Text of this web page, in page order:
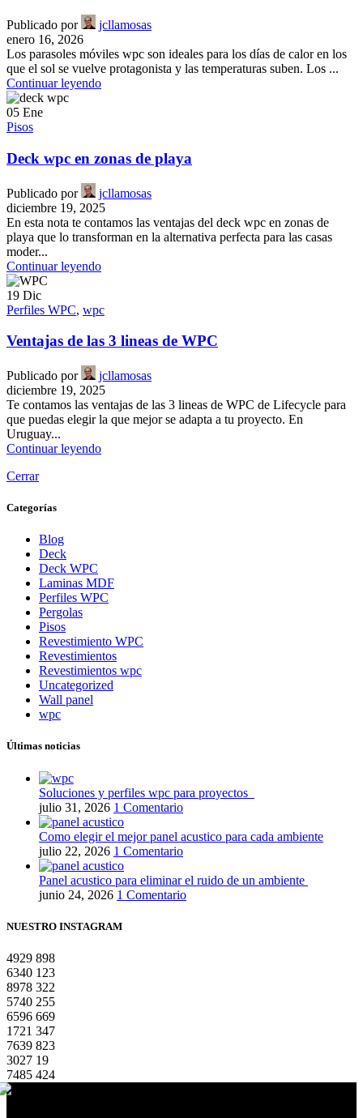
Publicado por
jcllamosas
enero 16, 2026
Los parasoles móviles wpc son ideales para los días de calor en los
que el sol se vuelve protagonista y las temperaturas suben. Los ...
Continuar leyendo
05 Ene
Pisos
Deck wpc en zonas de playa
Publicado por
jcllamosas
diciembre 19, 2025
En esta nota te contamos las ventajas del deck wpc en zonas de
playa que lo transforman en la alternativa perfecta para las casas
moder...
Continuar leyendo
19 Dic
Perfiles WPC, wpc
Ventajas de las 3 lineas de WPC
Publicado por
jcllamosas
diciembre 19, 2025
Te contamos las ventajas de las 3 lineas de WPC de Lifecycle para
que puedas elegir la que mejor se adapta a tu proyecto. En
Uruguay...
Continuar leyendo
Cerrar
Categorías
Blog
Deck
Deck WPC
Laminas MDF
Perfiles WPC
Pergolas
Pisos
Revestimiento WPC
Revestimientos
Revestimientos wpc
Uncategorized
Wall panel
wpc
Últimas noticias
Soluciones y perfiles wpc para proyectos
julio 31, 2026 1 Comentario
Como elegir el mejor panel acustico para cada ambiente
julio 22, 2026 1 Comentario
Panel acustico para eliminar el ruido de un ambiente
junio 24, 2026 1 Comentario
NUESTRO INSTAGRAM
4929 898
6340 123
8978 322
5740 255
6596 669
1721 347
7639 823
3027 19
7485 424